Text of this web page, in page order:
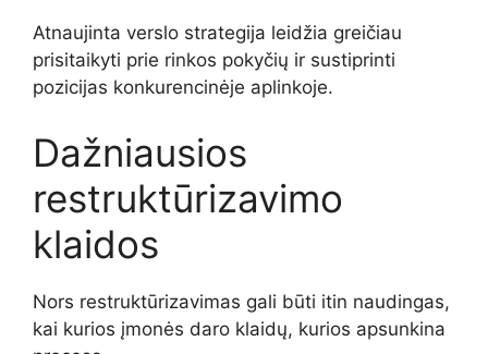
Atnaujinta verslo strategija leidžia greičiau
prisitaikyti prie rinkos pokyčių ir sustiprinti
pozicijas konkurencinėje aplinkoje.
Dažniausios
restruktūrizavimo
klaidos
Nors restruktūrizavimas gali būti itin naudingas,
kai kurios įmonės daro klaidų, kurios apsunkina